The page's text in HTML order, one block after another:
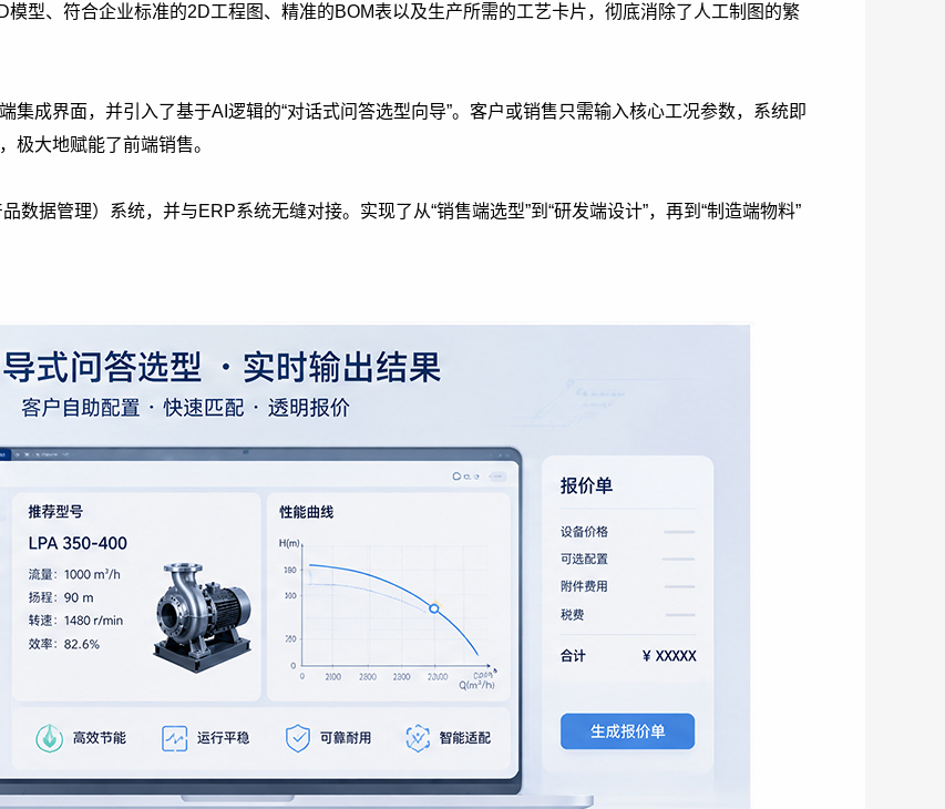
型、符合企业标准的2D工程图、精准的BOM表以及生产所需的工艺卡片，彻底消除了人工制图的繁
成界面，并引入了基于AI逻辑的“对话式问答选型向导”。客户或销售只需输入核心工况参数，系统即
极大地赋能了前端销售。
据管理）系统，并与ERP系统无缝对接。实现了从“销售端选型”到“研发端设计”，再到“制造端物料”